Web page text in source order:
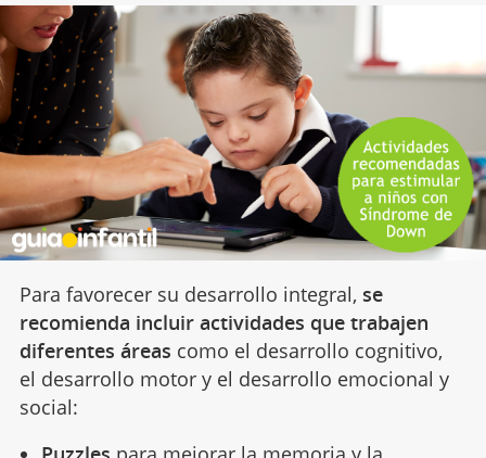
Para favorecer su desarrollo integral, se
recomienda incluir actividades que trabajen
diferentes áreas como el desarrollo cognitivo,
el desarrollo motor y el desarrollo emocional y
social: